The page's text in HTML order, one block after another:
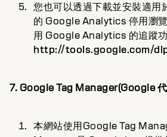
您也可以透過下載並安裝適用
的 Google Analytics 停用瀏
用 Google Analytics 的追蹤功
http://tools.google.com/
7. Google Tag Manager(Google
本網站使用Google Tag